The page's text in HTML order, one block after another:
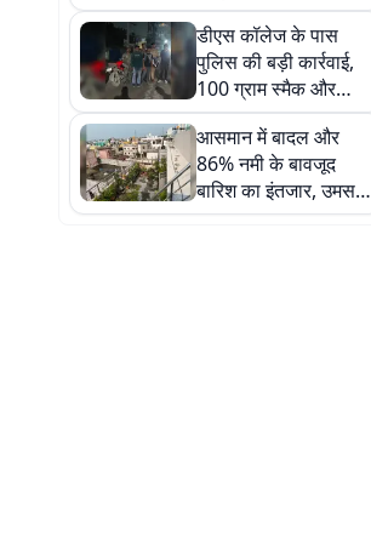
नौसादर के साथ पटना के
दो तस्कर गिरफ्तार
डीएस कॉलेज के पास
पुलिस की बड़ी कार्रवाई,
100 ग्राम स्मैक और
नकद के साथ दो तस्कर
गिरफ्तार
आसमान में बादल और
86% नमी के बावजूद
बारिश का इंतजार, उमस
से लोग बेहाल; किसानों की